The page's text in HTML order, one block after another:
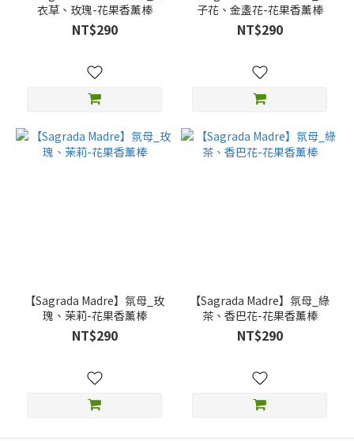
衣草、玫瑰-花果香薰棒
NT$290
子花、金盞花-花果香薰棒
NT$290
【Sagrada Madre】氛母_玫
瑰、茉莉-花果香薰棒
NT$290
【Sagrada Madre】氛母_綠
茶、香巴花-花果香薰棒
NT$290